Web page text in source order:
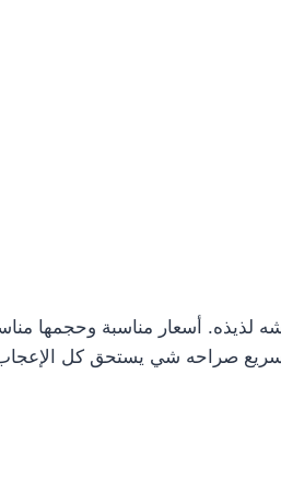
مقرمشه لذيذه. أسعار مناسبة
سريع صراحه شي يستحق كل